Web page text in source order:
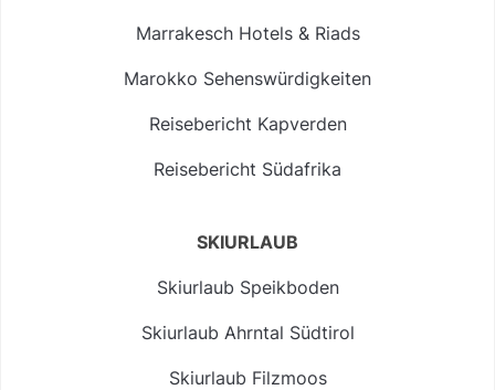
Marrakesch Hotels & Riads
Marokko Sehenswürdigkeiten
Reisebericht Kapverden
Reisebericht Südafrika
SKIURLAUB
Skiurlaub Speikboden
Skiurlaub Ahrntal Südtirol
Skiurlaub Filzmoos